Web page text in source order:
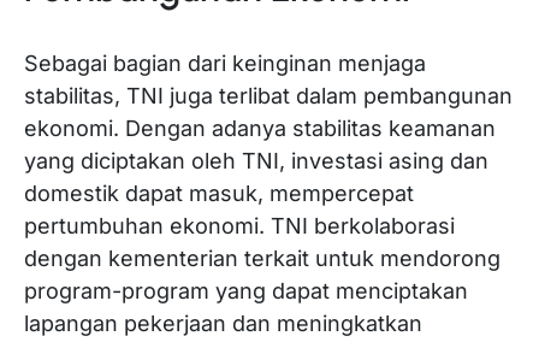
Sebagai bagian dari keinginan menjaga
stabilitas, TNI juga terlibat dalam pembangunan
ekonomi. Dengan adanya stabilitas keamanan
yang diciptakan oleh TNI, investasi asing dan
domestik dapat masuk, mempercepat
pertumbuhan ekonomi. TNI berkolaborasi
dengan kementerian terkait untuk mendorong
program-program yang dapat menciptakan
lapangan pekerjaan dan meningkatkan